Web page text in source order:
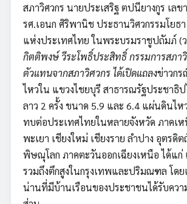
สภาวิศวกร นายประเสริฐ ตปนียางกูร เลข
รศ.เอนก ศิริพานิช ประธานวิศวกรรมโยธ
แห่งประเทศไทย ในพระบรมราชูปถัมภ์ (
กิตติพงษ์ วีระโพธิ์ประสิทธิ์ กรรมการสภา
ตัวแทนจากสภาวิศวกร ได้เปิดแถลงข่าวก
ไหวใน แขวงไชยบุรี สาธารณรัฐประชาธิ
ลาว 2 ครั้ง ขนาด 5.9 และ 6.4 แผ่นดินไห
ทบต่อประเทศไทยในหลายจังหวัด ภาคเ
พะเยา เชียงใหม่ เชียงราย ลำปาง อุตรดิ
พิษณุโลก ภาคตะวันออกเฉียงเหนือ ได้แก่
รวมถึงตึกสูงในกรุงเทพและปริมณฑล โดย
น่านที่มีบ้านเรือนของประชาชนได้รับควา